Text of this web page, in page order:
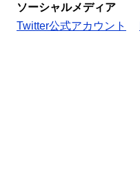
ソーシャルメディア
Twitter公式アカウント